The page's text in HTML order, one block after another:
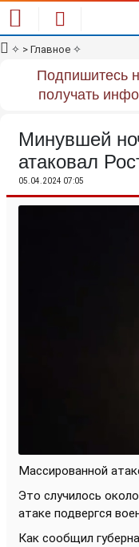
✧ > Главное ✧
Подпишитесь
получать
Минувшей
атаковал
05.04.2024 07:05
Массированной
Это случилось
атаке подвергся
Как сообщил